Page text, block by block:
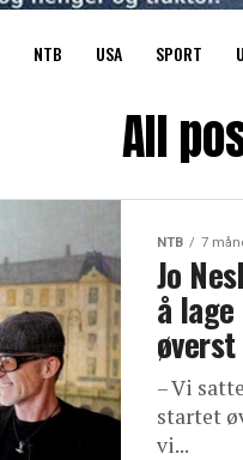
NTB USA SPORT
All
NTB 7
Jo
å
– Vi
startet
vi...